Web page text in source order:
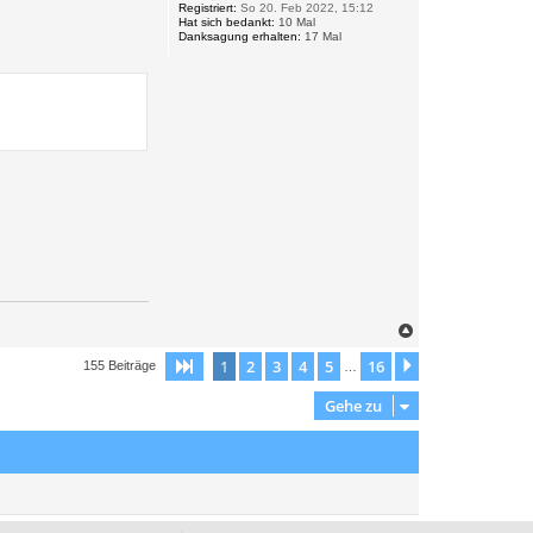
Registriert: So 20. Feb 2022, 15:12
Hat sich bedankt: 10 Mal
Danksagung erhalten: 17 Mal
h
o
e
155 Beiträge Seite von16
1 2 3 4 5 16
Gehe zu